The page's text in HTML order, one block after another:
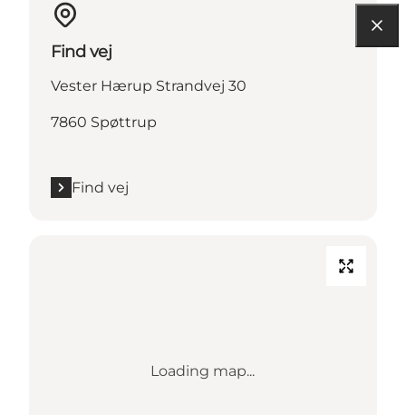
Find vej
Vester Hærup Strandvej 30
7860 Spøttrup
Find vej
Loading map...